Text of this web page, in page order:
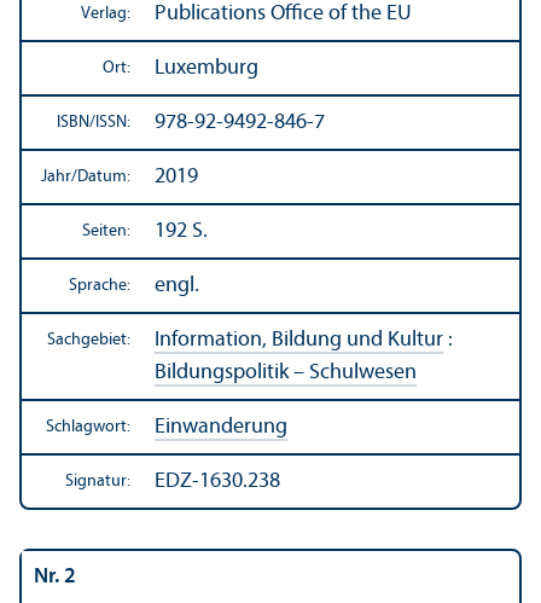
Verlag: Publications Office of the EU
Ort: Luxemburg
ISBN/ ISSN: 978-92-9492-846-7
Jahr/Datum: 2019
Seiten: 192 S.
Sprache: engl.
Sachgebiet: Information, Bildung und Kultur :
Bildungs­politik – Schulwesen
Schlagwort: Einwanderung
Signatur: EDZ-1630.238
Nr. 2